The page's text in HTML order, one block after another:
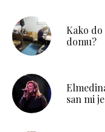
Kako
domu?
san mi